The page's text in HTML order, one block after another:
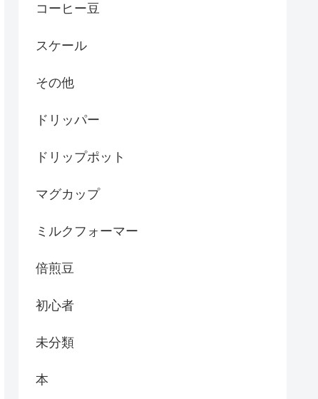
コーヒー豆
スケール
その他
ドリッパー
ドリップポット
マグカップ
ミルクフォーマー
倍煎豆
初心者
未分類
本